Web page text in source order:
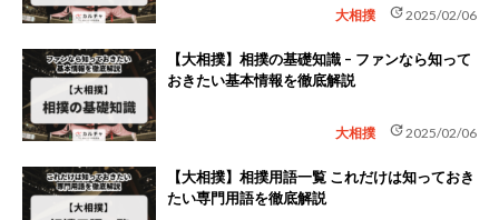
大相撲 update2025/02/06
【大相撲】相撲の基礎知識 – ファンなら知って
おきたい基本情報を徹底解説
大相撲 update2025/02/06
【大相撲】相撲用語一覧 これだけは知っておき
たい専門用語を徹底解説